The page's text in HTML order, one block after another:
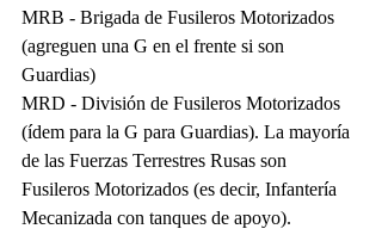
MRB - Brigada de Fusileros Motorizados
(agreguen una G en el frente si son
Guardias)
MRD - División de Fusileros Motorizados
(ídem para la G para Guardias). La mayoría
de las Fuerzas Terrestres Rusas son
Fusileros Motorizados (es decir, Infantería
Mecanizada con tanques de apoyo).